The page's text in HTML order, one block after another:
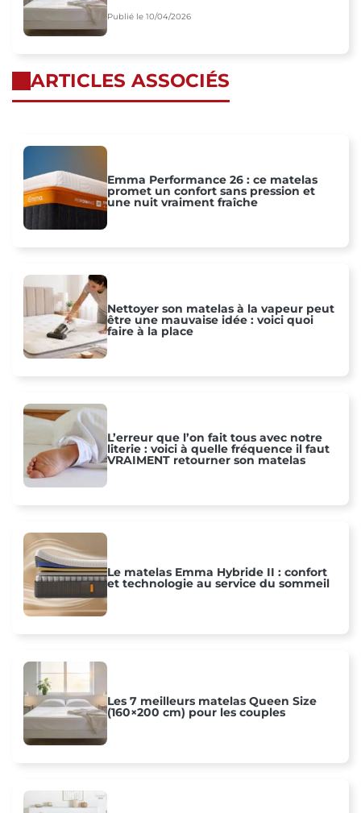
Publié le 10/04/2026
ARTICLES ASSOCIÉS
Emma Performance 26 : ce matelas
promet un confort sans pression et
une nuit vraiment fraîche
Nettoyer son matelas à la vapeur peut
être une mauvaise idée : voici quoi
faire à la place
L’erreur que l’on fait tous avec notre
literie : voici à quelle fréquence il faut
VRAIMENT retourner son matelas
Le matelas Emma Hybride II : confort
et technologie au service du sommeil
Les 7 meilleurs matelas Queen Size
(160×200 cm) pour les couples